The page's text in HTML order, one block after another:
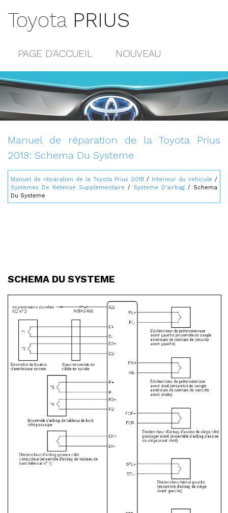
Toyota PRIUS
PAGE D'ACCUEIL NOUVEAU
POPULAIRE
CONTACTS
Manuel de réparation de la Toyota Prius
2018: Schema Du Systeme
Manuel de réparation de la Toyota Prius 2018 / Interieur du vehicule /
Systemes De Retenue Supplementaire / Systeme D'airbag / Schema
Du Systeme
SCHEMA DU SYSTEME